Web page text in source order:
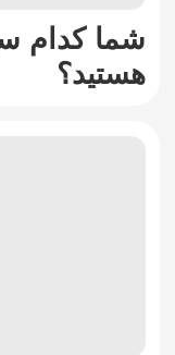
شما کدام
هستید؟